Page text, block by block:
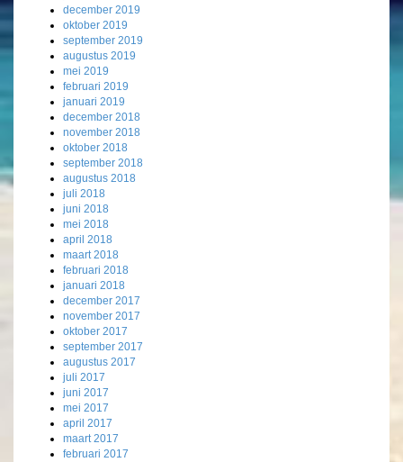
december 2019
oktober 2019
september 2019
augustus 2019
mei 2019
februari 2019
januari 2019
december 2018
november 2018
oktober 2018
september 2018
augustus 2018
juli 2018
juni 2018
mei 2018
april 2018
maart 2018
februari 2018
januari 2018
december 2017
november 2017
oktober 2017
september 2017
augustus 2017
juli 2017
juni 2017
mei 2017
april 2017
maart 2017
februari 2017